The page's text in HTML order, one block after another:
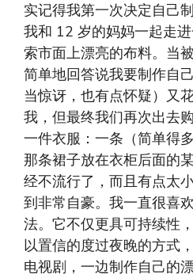
实记得我第一次决定自己
我和 12 岁的妈妈一起走
索市面上漂亮的布料。当
简单地回答说我要制作自
当惊讶，也有点怀疑）又
我，但最终我们再次出去
一件衣服：一条（简单得
那条裙子放在衣柜后面的
经不流行了，而且有点太
到非常自豪。我一直很喜
法。它不仅更具可持续性
以置信的度过夜晚的方式
电视剧，一边制作自己的